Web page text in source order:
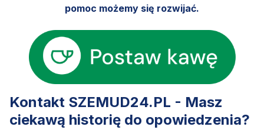
pomoc możemy się rozwijać.
Kontakt SZEMUD24.PL - Masz
ciekawą historię do opowiedzenia?